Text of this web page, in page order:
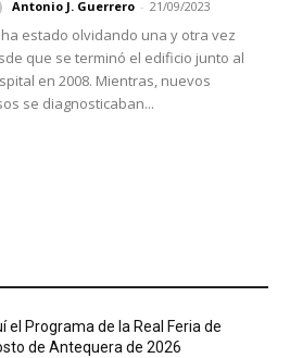
Antonio J. Guerrero - 21/09/2023
ha estado olvidando una y otra vez
que se terminó el edificio junto al
en 2008. Mientras, nuevos
se diagnosticaban...
el Programa de la Real Feria de
de Antequera de 2026